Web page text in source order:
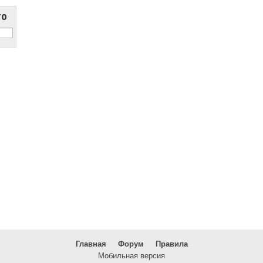
Главная Форум
Правила
Мобильная версия